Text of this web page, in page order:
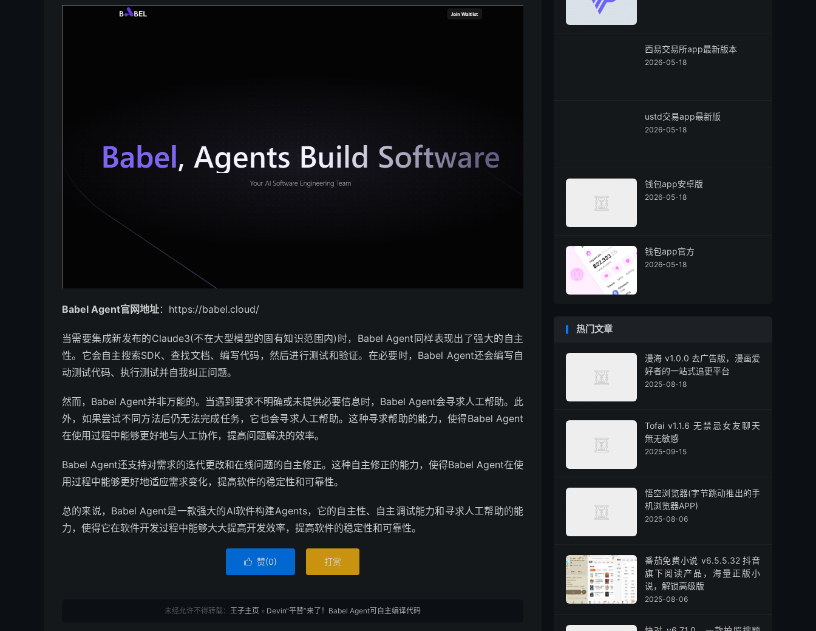
Babel Agent官网地址：https://babel.cloud/
当需要集成新发布的Claude3(不在大型模型的固有知识范围内)时，Babel Agent同样表现出了强大的自主
性。它会自主搜索SDK、查找文档、编写代码，然后进行测试和验证。在必要时，Babel Agent还会编写自
动测试代码、执行测试并自我纠正问题。
然而，Babel Agent并非万能的。当遇到要求不明确或未提供必要信息时，Babel Agent会寻求人工帮助。此
外，如果尝试不同方法后仍无法完成任务，它也会寻求人工帮助。这种寻求帮助的能力，使得Babel Agent
在使用过程中能够更好地与人工协作，提高问题解决的效率。
Babel Agent还支持对需求的迭代更改和在线问题的自主修正。这种自主修正的能力，使得Babel Agent在使
用过程中能够更好地适应需求变化，提高软件的稳定性和可靠性。
总的来说，Babel Agent是一款强大的AI软件构建Agents，它的自主性、自主调试能力和寻求人工帮助的能
力，使得它在软件开发过程中能够大大提高开发效率，提高软件的稳定性和可靠性。
 赞(0) 打赏
未经允许不得转载： 王子主页 » Devin“平替”来了！Babel Agent可自主编译代码
西易交易所app最新版本
2026-05-18
ustd交易app最新版
2026-05-18
钱包app安卓版
2026-05-18
钱包app官方
2026-05-18
热门文章
漫海 v1.0.0 去广告版，漫画爱
好者的一站式追更平台
2025-08-18
Tofai v1.1.6 无禁忌女友聊天
無无敏感
2025-09-15
悟空浏览器(字节跳动推出的手
机浏览器APP)
2025-08-06
番茄免费小说 v6.5.5.32 抖音
旗下阅读产品，海量正版小
说，解锁高级版
2025-08-06